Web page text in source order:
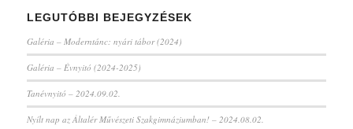
LEGUTÓBBI BEJEGYZÉSEK
Galéria – Moderntánc: nyári tábor (2024)
Galéria – Évnyitó (2024-2025)
Tanévnyitó – 2024.09.02.
Nyílt nap az Általér Művészeti Szakgimnáziumban! – 2024.08.02.